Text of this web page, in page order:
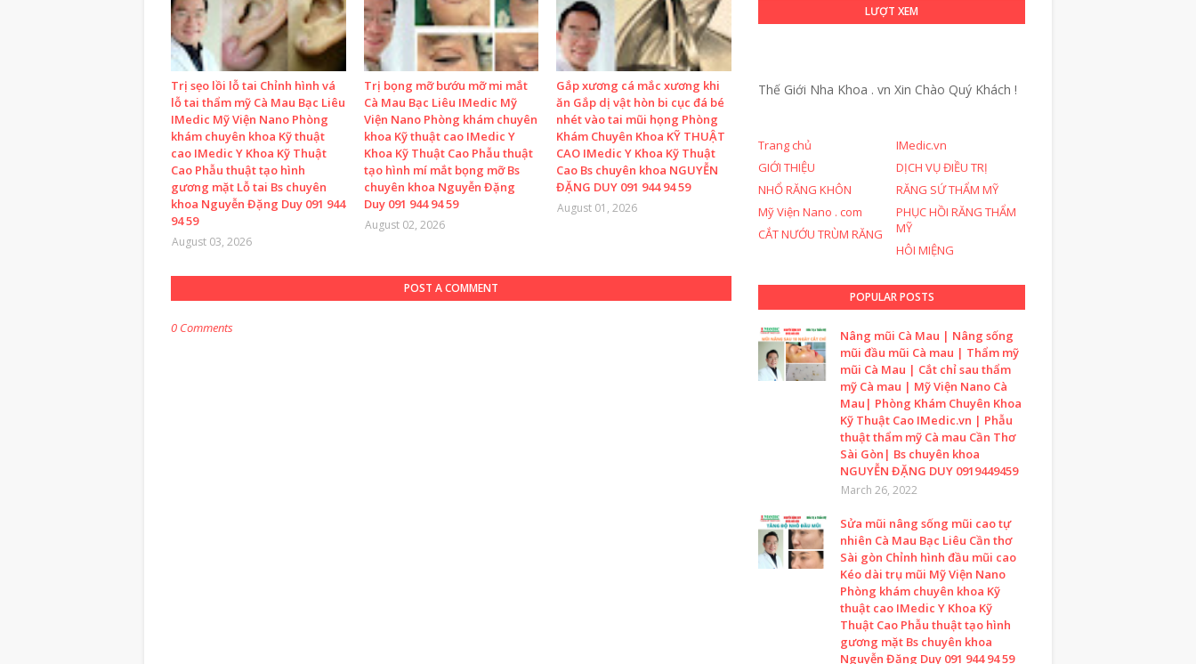
Trị sẹo lồi lỗ tai Chỉnh hình vá
lỗ tai thẩm mỹ Cà Mau Bạc Liêu
IMedic Mỹ Viện Nano Phòng
khám chuyên khoa Kỹ thuật
cao IMedic Y Khoa Kỹ Thuật
Cao Phẫu thuật tạo hình
gương mặt Lỗ tai Bs chuyên
khoa Nguyễn Đặng Duy 091 944
94 59
August 03, 2026
Trị bọng mỡ bướu mỡ mi mắt
Cà Mau Bạc Liêu IMedic Mỹ
Viện Nano Phòng khám chuyên
khoa Kỹ thuật cao IMedic Y
Khoa Kỹ Thuật Cao Phẫu thuật
tạo hình mí mắt bọng mỡ Bs
chuyên khoa Nguyễn Đặng
Duy 091 944 94 59
August 02, 2026
Gắp xương cá mắc xương khi
ăn Gắp dị vật hòn bi cục đá bé
nhét vào tai mũi họng Phòng
Khám Chuyên Khoa KỸ THUẬT
CAO IMedic Y Khoa Kỹ Thuật
Cao Bs chuyên khoa NGUYỄN
ĐẶNG DUY 091 944 94 59
August 01, 2026
POST A COMMENT
0 Comments
LƯỢT XEM
Thế Giới Nha Khoa . vn Xin Chào Quý Khách !
Trang chủ
IMedic.vn
GIỚI THIỆU
DỊCH VỤ ĐIỀU TRỊ
NHỔ RĂNG KHÔN
RĂNG SỨ THẨM MỸ
Mỹ Viện Nano . com
PHỤC HỒI RĂNG THẨM
MỸ
CẮT NƯỚU TRÙM RĂNG
HÔI MIỆNG
POPULAR POSTS
Nâng mũi Cà Mau | Nâng sống
mũi đầu mũi Cà mau | Thẩm mỹ
mũi Cà Mau | Cắt chỉ sau thẩm
mỹ Cà mau | Mỹ Viện Nano Cà
Mau| Phòng Khám Chuyên Khoa
Kỹ Thuật Cao IMedic.vn | Phẫu
thuật thẩm mỹ Cà mau Cần Thơ
Sài Gòn| Bs chuyên khoa
NGUYỄN ĐẶNG DUY 0919449459
March 26, 2022
Sửa mũi nâng sống mũi cao tự
nhiên Cà Mau Bạc Liêu Cần thơ
Sài gòn Chỉnh hình đầu mũi cao
Kéo dài trụ mũi Mỹ Viện Nano
Phòng khám chuyên khoa Kỹ
thuật cao IMedic Y Khoa Kỹ
Thuật Cao Phẫu thuật tạo hình
gương mặt Bs chuyên khoa
Nguyễn Đặng Duy 091 944 94 59